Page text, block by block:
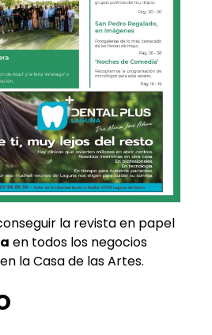
la revista en papel
en todos los negocios
la Casa de las Artes.